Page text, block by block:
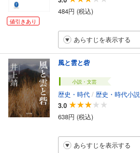
値引きあり
484円 (税込)
あらすじを表示する
風と雲と砦
小説・文芸
歴史・時代 / 歴史・時代小説
3.0
638円 (税込)
あらすじを表示する